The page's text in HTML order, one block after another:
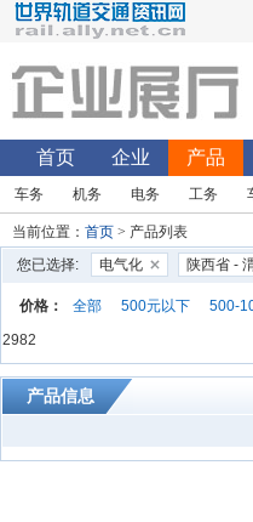
首页 企业 产品
车务 机务 电务 工务
当前位置： 首页 > 产品列表
您已选择:
电气化 陕西省 -
价格： 全部 500元以下 500-
2982
产品信息